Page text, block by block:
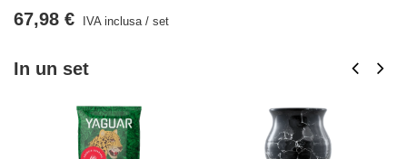
In un set
67,98 € IVA inclusa/ set